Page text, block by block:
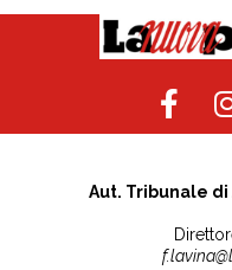
Aut. Tribunale